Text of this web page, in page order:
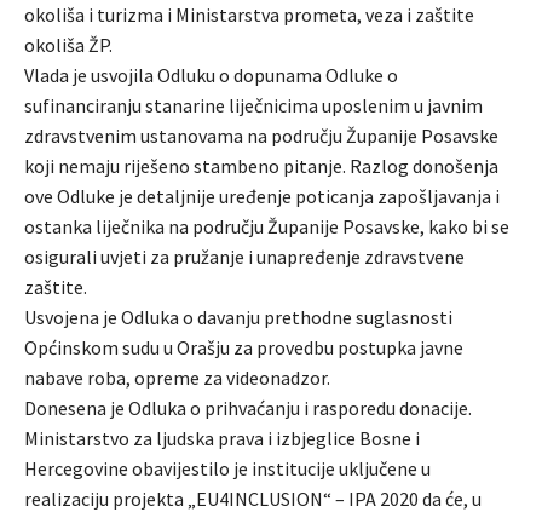
okoliša i turizma i Ministarstva prometa, veza i zaštite
okoliša ŽP.
Vlada je usvojila Odluku o dopunama Odluke o
sufinanciranju stanarine liječnicima uposlenim u javnim
zdravstvenim ustanovama na području Županije Posavske
koji nemaju riješeno stambeno pitanje. Razlog donošenja
ove Odluke je detaljnije uređenje poticanja zapošljavanja i
ostanka liječnika na području Županije Posavske, kako bi se
osigurali uvjeti za pružanje i unapređenje zdravstvene
zaštite.
Usvojena je Odluka o davanju prethodne suglasnosti
Općinskom sudu u Orašju za provedbu postupka javne
nabave roba, opreme za videonadzor.
Donesena je Odluka o prihvaćanju i rasporedu donacije.
Ministarstvo za ljudska prava i izbjeglice Bosne i
Hercegovine obavijestilo je institucije uključene u
realizaciju projekta „EU4INCLUSION“ – IPA 2020 da će, u